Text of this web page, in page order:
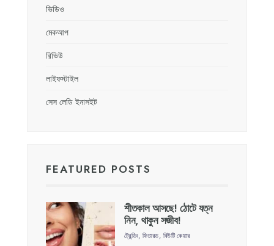
ভিডিও
মেকআপ
রিভিউ
লাইফস্টাইল
সেস লেডি ইনাসইট
FEATURED POSTS
শীতকাল আসছে! ঠোটে যত্ন
নিন, থাকুন সজীব!
ট্রেন্ডিং,ফিচারড, বিউটি কেয়ার